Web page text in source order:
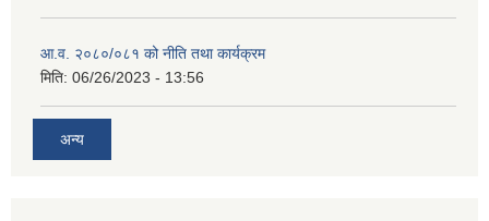
आ.व. २०८०/०८१ को नीति तथा कार्यक्रम
मिति: 06/26/2023 - 13:56
अन्य